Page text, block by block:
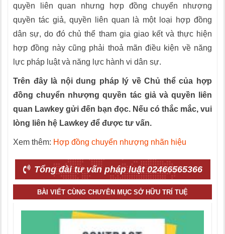
quyền liên quan nhưng hợp đồng chuyển nhượng
quyền tác giả, quyền liên quan là một loại hợp đồng
dân sự, do đó chủ thể tham gia giao kết và thực hiện
hợp đồng này cũng phải thoả mãn điều kiện về năng
lực pháp luật và năng lực hành vi dân sự.
Trên đây là nội dung pháp lý về Chủ thể của hợp
đồng chuyển nhượng quyền tác giả và quyền liên
quan Lawkey gửi đến bạn đọc. Nếu có thắc mắc, vui
lòng liên hệ Lawkey để được tư vấn.
Xem thêm: Hợp đồng chuyển nhượng nhãn hiệu
Tổng đài tư vấn pháp luật 02466565366
BÀI VIẾT CÙNG CHUYÊN MỤC SỞ HỮU TRÍ TUỆ